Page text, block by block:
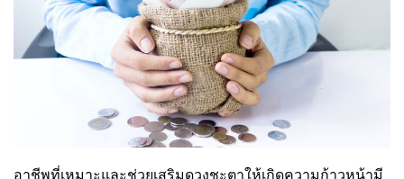
อาชีพที่เหมาะและช่วยเสริมดวงชะตาให้เกิดความก้าวหน้ามี